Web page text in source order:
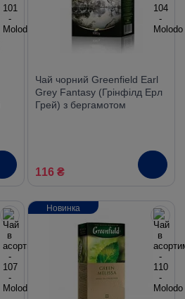
Чай чорний Greenfield Earl
Grey Fantasy (Грінфілд Ерл
Грей) з бергамотом
116 ₴
Новинка